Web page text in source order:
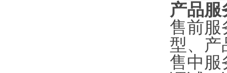
产品服
售前服
型、产
售中服